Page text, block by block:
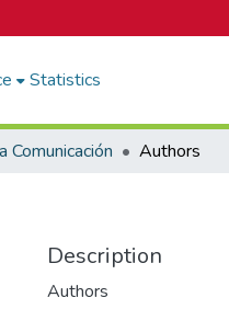
Statistics
Comunicación Authors
Description
Authors